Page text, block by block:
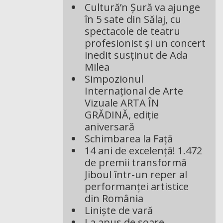
Cultură’n Șură va ajunge
în 5 sate din Sălaj, cu
spectacole de teatru
profesionist și un concert
inedit susținut de Ada
Milea
Simpozionul
Internațional de Arte
Vizuale ARTA ÎN
GRĂDINĂ, ediție
aniversară
Schimbarea la Față
14 ani de excelență! 1.472
de premii transformă
Jiboul într-un reper al
performanței artistice
din România
Liniște de vară